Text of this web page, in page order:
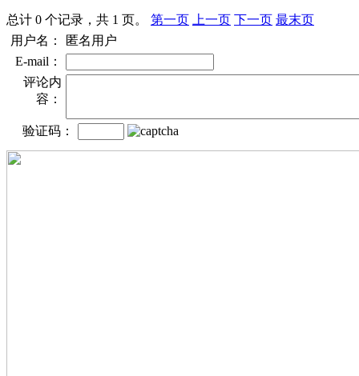
总计 0 个记录，共 1 页。 第一页 上一页 下一页 最末页
用户名：
匿名用户
E-mail：
评论内
容：
验证码：